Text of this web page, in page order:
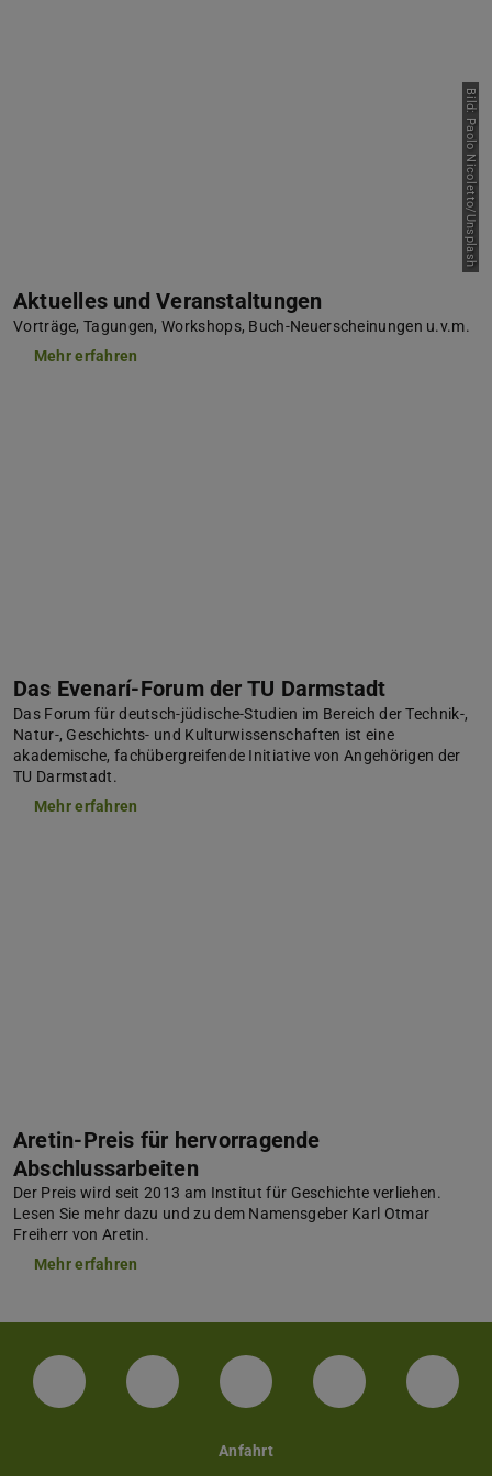
Bild: Paolo Nicoletto/Unsplash
Aktuelles und Veranstaltungen
Vorträge, Tagungen, Workshops, Buch-Neuerscheinungen u.v.m.
Mehr erfahren
Das Evenarí-Forum der TU Darmstadt
Das Forum für deutsch-jüdische-Studien im Bereich der Technik-,
Natur-, Geschichts- und Kulturwissenschaften ist eine
akademische, fachübergreifende Initiative von Angehörigen der
TU Darmstadt.
Mehr erfahren
Aretin-Preis für hervorragende
Abschlussarbeiten
Der Preis wird seit 2013 am Institut für Geschichte verliehen.
Lesen Sie mehr dazu und zu dem Namensgeber Karl Otmar
Freiherr von Aretin.
Mehr erfahren
Facebook Instagram TikTok Bluesky
Anfahrt